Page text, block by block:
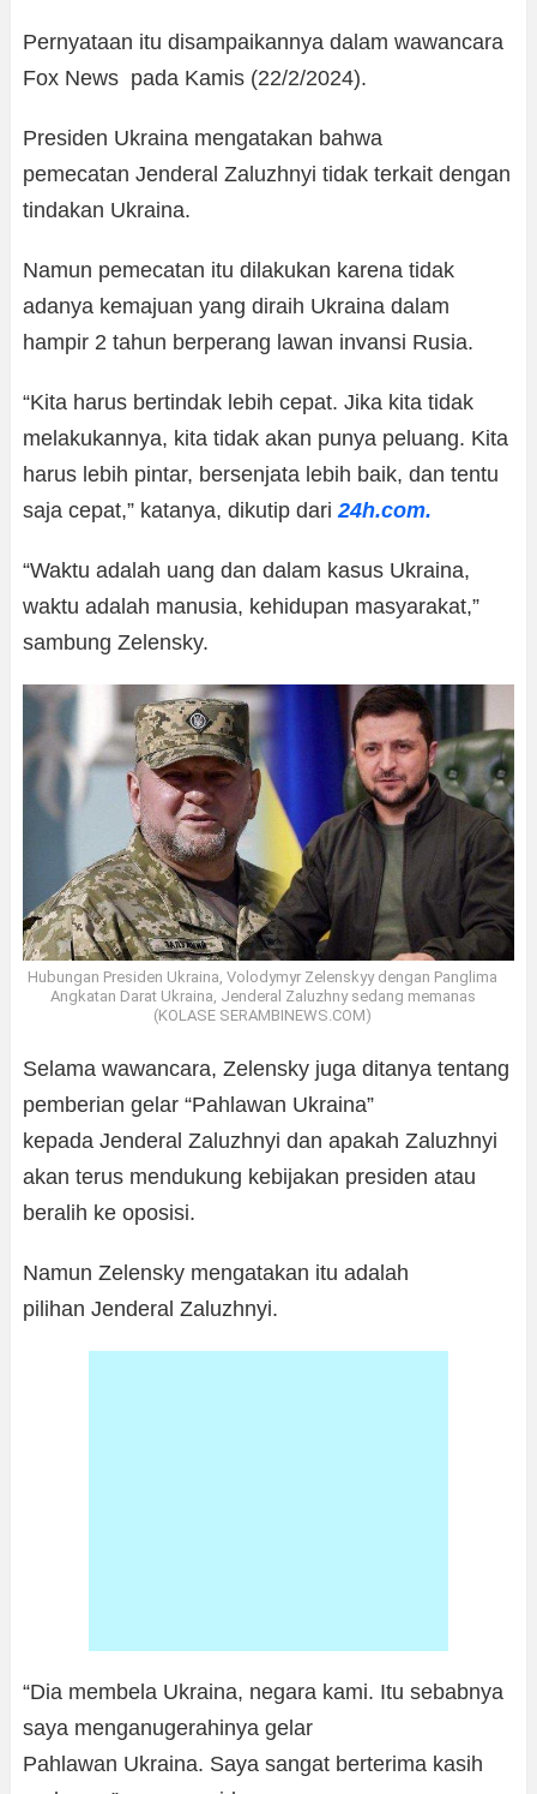
Pernyataan itu disampaikannya dalam wawancara
Fox News pada Kamis (22/2/2024).
Presiden Ukraina mengatakan bahwa
pemecatan Jenderal Zaluzhnyi tidak terkait dengan
tindakan Ukraina.
Namun pemecatan itu dilakukan karena tidak
adanya kemajuan yang diraih Ukraina dalam
hampir 2 tahun berperang lawan invansi Rusia.
“Kita harus bertindak lebih cepat. Jika kita tidak
melakukannya, kita tidak akan punya peluang. Kita
harus lebih pintar, bersenjata lebih baik, dan tentu
saja cepat,” katanya, dikutip dari 24h.com.
“Waktu adalah uang dan dalam kasus Ukraina,
waktu adalah manusia, kehidupan masyarakat,”
sambung Zelensky.
Hubungan Presiden Ukraina, Volodymyr Zelenskyy dengan Panglima
Angkatan Darat Ukraina, Jenderal Zaluzhny sedang memanas
(KOLASE SERAMBINEWS.COM)
Selama wawancara, Zelensky juga ditanya tentang
pemberian gelar “Pahlawan Ukraina”
kepada Jenderal Zaluzhnyi dan apakah Zaluzhnyi
akan terus mendukung kebijakan presiden atau
beralih ke oposisi.
Namun Zelensky mengatakan itu adalah
pilihan Jenderal Zaluzhnyi.
“Dia membela Ukraina, negara kami. Itu sebabnya
saya menganugerahinya gelar
Pahlawan Ukraina. Saya sangat berterima kasih